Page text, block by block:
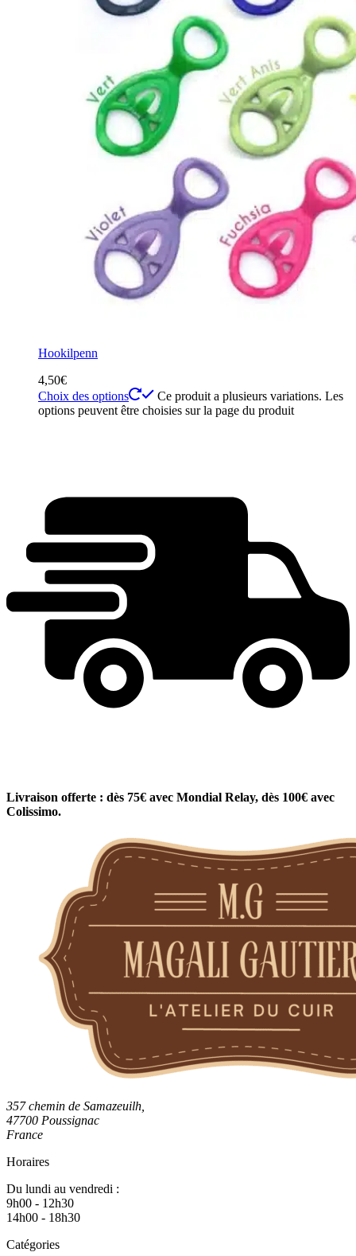
Hookilpenn
4,50€
Choix des options
Ce produit a plusieurs variations. Les
options peuvent être choisies sur la page du produit
Livraison offerte : dès 75€ avec Mondial Relay, dès 100€ avec
Colissimo.
357 chemin de Samazeuilh,
47700 Poussignac
France
Horaires
Du lundi au vendredi :
9h00 - 12h30
14h00 - 18h30
Catégories